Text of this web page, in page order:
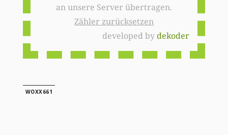
an unsere Server übertragen.
Zähler zurücksetzen
developed bydekoder
WOXX661